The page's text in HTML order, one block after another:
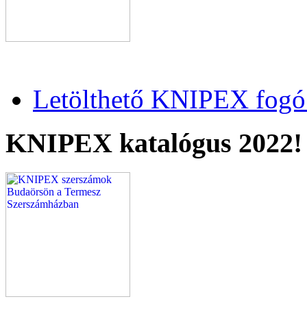
Letölthető KNIPEX fogó
KNIPEX katalógus 2022!